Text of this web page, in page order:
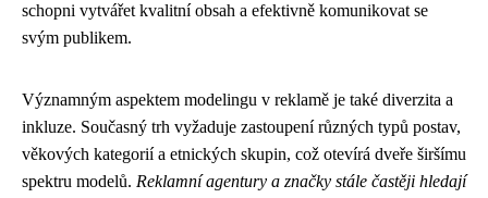
schopni vytvářet kvalitní obsah a efektivně komunikovat se
svým publikem.
Významným aspektem modelingu v reklamě je také diverzita a
inkluze. Současný trh vyžaduje zastoupení různých typů postav,
věkových kategorií a etnických skupin, což otevírá dveře širšímu
spektru modelů. Reklamní agentury a značky stále častěji hledají